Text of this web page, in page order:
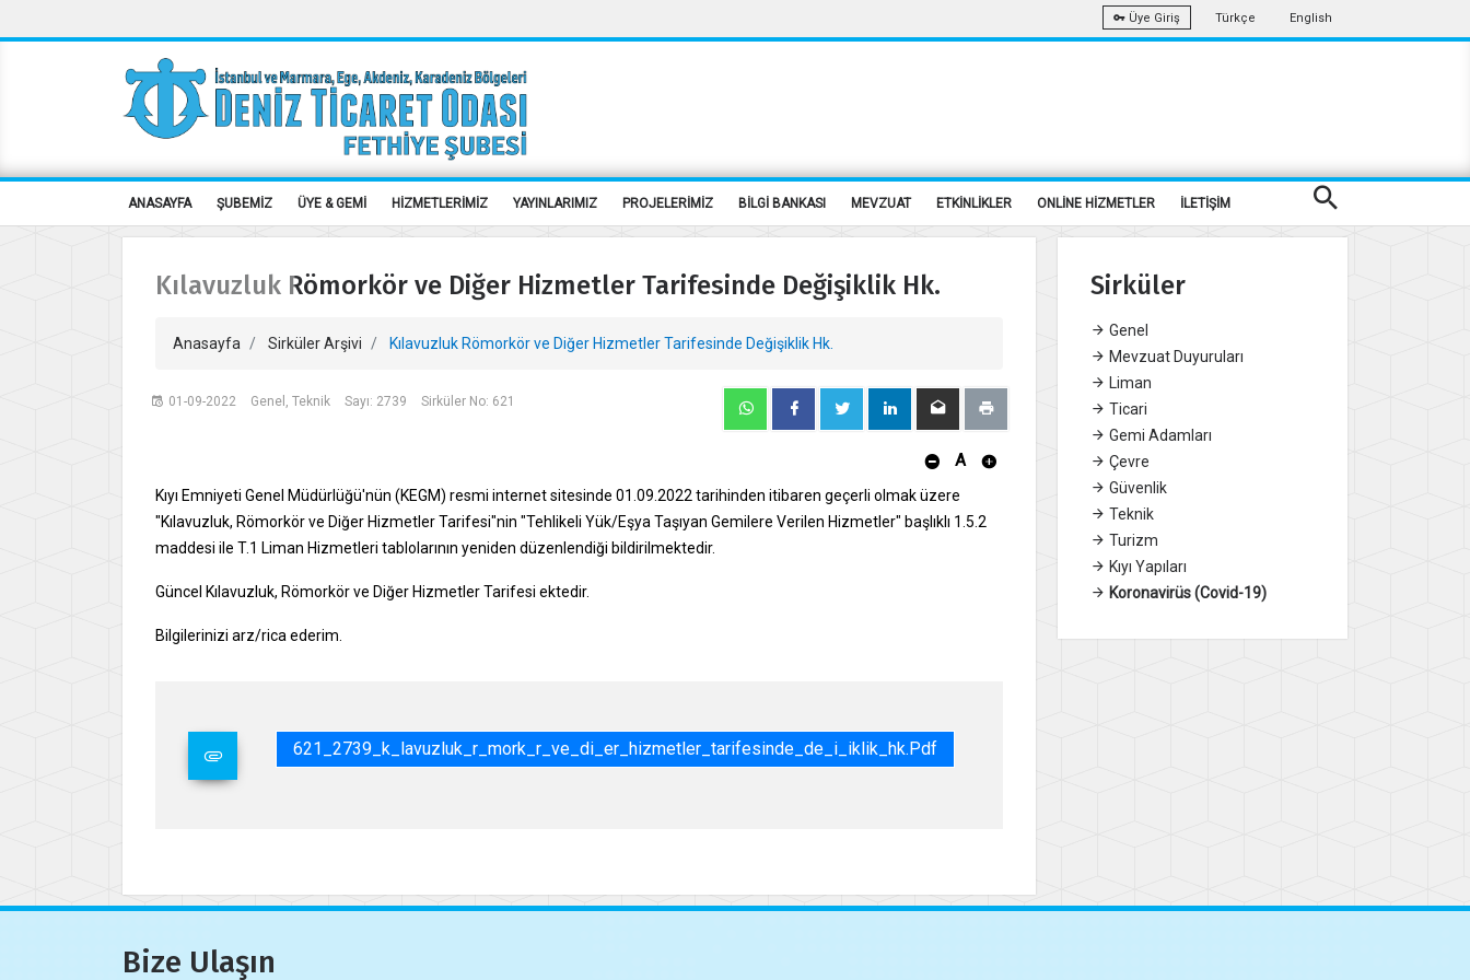
Üye Giriş Türkçe English
ANASAYFA ŞUBEMİZ ÜYE & GEMİ HİZMETLERİMİZ YAYINLARIMIZ PROJELERİMİZ BİLGİ BANKASI MEVZUAT ETKİNLİKLER ONLİNE HİZMETLER İLETİŞİM
Kılavuzluk Römorkör ve Diğer Hizmetler Tarifesinde Değişiklik Hk.
Anasayfa Sirküler Arşivi Kılavuzluk Römorkör ve Diğer Hizmetler Tarifesinde Değişiklik Hk.
01-09-2022 Genel, Teknik Sayı: 2739 Sirküler No: 621
A
Kıyı Emniyeti Genel Müdürlüğü'nün (KEGM) resmi internet sitesinde 01.09.2022 tarihinden itibaren geçerli olmak üzere
"Kılavuzluk, Römorkör ve Diğer Hizmetler Tarifesi"nin "Tehlikeli Yük/Eşya Taşıyan Gemilere Verilen Hizmetler" başlıklı 1.5.2
maddesi ile T.1 Liman Hizmetleri tablolarının yeniden düzenlendiği bildirilmektedir.
Güncel Kılavuzluk, Römorkör ve Diğer Hizmetler Tarifesi ektedir.
Bilgilerinizi arz/rica ederim.
621_2739_k_lavuzluk_r_mork_r_ve_di_er_hizmetler_tarifesinde_de_i_iklik_hk.pdf
Sirküler
Genel
Mevzuat Duyuruları
Liman
Ticari
Gemi Adamları
Çevre
Güvenlik
Teknik
Turizm
Kıyı Yapıları
Koronavirüs (Covid-19)
Bize Ulaşın